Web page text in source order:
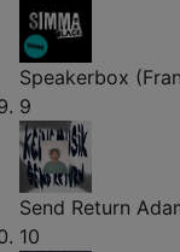
Speakerbox
9
Send Return
10